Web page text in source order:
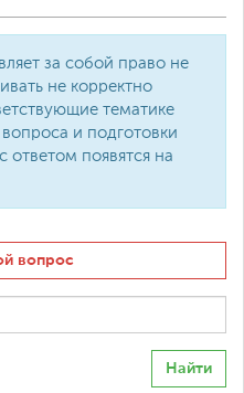
за собой право не
не корректно
тематике
и подготовки
ответом появятся на
вопрос
Найти